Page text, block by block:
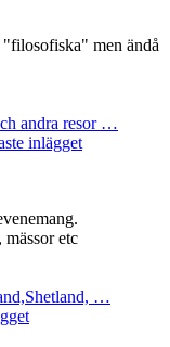
men ändå
andra resor …
inlägget
mässor etc
…